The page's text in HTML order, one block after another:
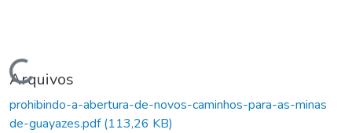
Carregando...
Arquivos
prohibindo-a-abertura-de-novos-caminhos-para-as-minas
de-guayazes.pdf(113,26 KB)